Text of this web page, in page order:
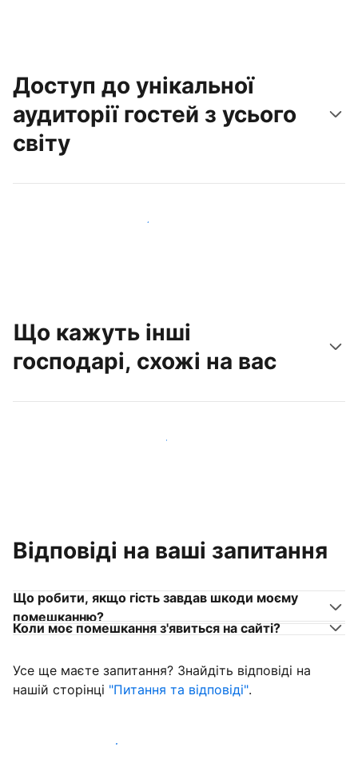
Доступ до унікальної
аудиторії гостей з усього
світу
Привабити нових гостей вже сьогодні
Що кажуть інші
господарі, схожі на вас
Приєднуйтеся до господарів, схожих на вас
Відповіді на ваші запитання
Що робити, якщо гість завдав шкоди моєму
помешканню?
Коли моє помешкання з'явиться на сайті?
Усе ще маєте запитання? Знайдіть відповіді на
нашій сторінці "Питання та відповіді".
Розпочніть приймати гостей